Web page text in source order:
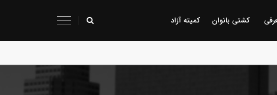
كشتی بانوان کمیته آزاد